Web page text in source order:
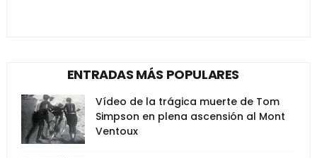
ENTRADAS MÁS POPULARES
Vídeo de la trágica muerte de Tom
Simpson en plena ascensión al Mont
Ventoux